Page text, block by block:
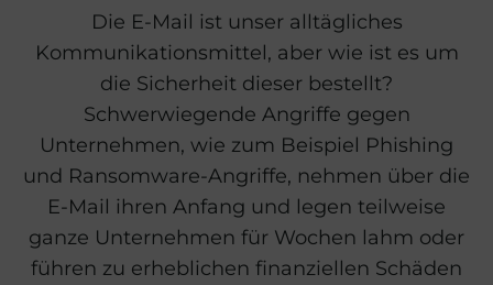
Die E-Mail ist unser alltägliches
Kommunikationsmittel, aber wie ist es um
die Sicherheit dieser bestellt?
Schwerwiegende Angriffe gegen
Unternehmen, wie zum Beispiel Phishing
und Ransomware-Angriffe, nehmen über die
E-Mail ihren Anfang und legen teilweise
ganze Unternehmen für Wochen lahm oder
führen zu erheblichen finanziellen Schäden